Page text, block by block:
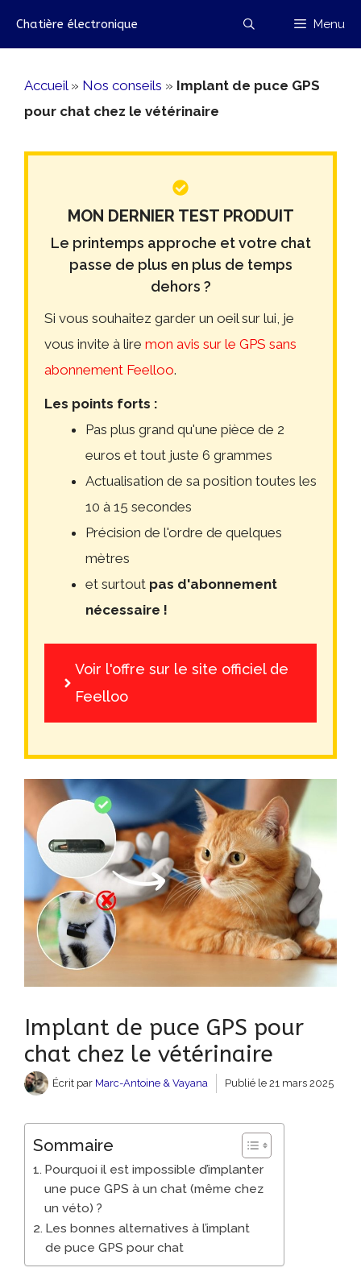
Chatière électronique Menu
Accueil» Nos conseils » Implant de puce GPS
pour chat chez le vétérinaire
MON DERNIER TEST PRODUIT
Le printemps approche et votre chat
passe de plus en plus de temps
dehors ?
Si vous souhaitez garder un oeil sur lui, je
vous invite à lire mon avis sur le GPS sans
abonnement Feelloo.
Les points forts :
Pas plus grand qu'une pièce de 2
euros et tout juste 6 grammes
Actualisation de sa position toutes les
10 à 15 secondes
Précision de l'ordre de quelques
mètres
et surtout pas d'abonnement
nécessaire !
Voir l'offre sur le site officiel de
Feelloo
Implant de puce GPS pour
chat chez le vétérinaire
Écrit par Marc-Antoine & Vayana Publié le 21 mars 2025
Sommaire
Pourquoi il est impossible d’implanter
une puce GPS à un chat (même chez
un véto) ?
Les bonnes alternatives à l’implant
de puce GPS pour chat